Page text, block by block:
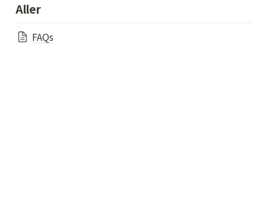
Aller
FAQs